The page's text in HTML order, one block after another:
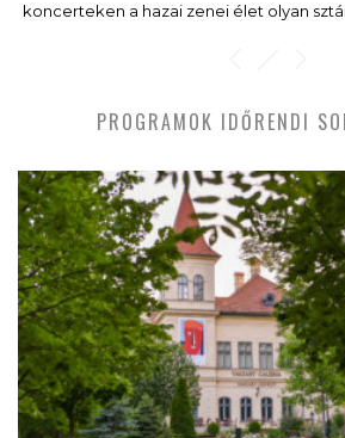
koncerteken a hazai zenei élet olyan
PROGRAMOK IDŐRENDI